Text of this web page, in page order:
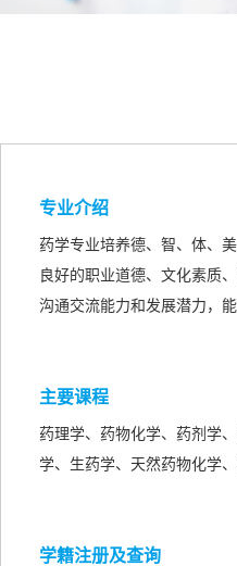
专业介绍
药学专业培养德、智、体、
良好的职业道德、文化素质
沟通交流能力和发展潜力，
主要课程
药理学、药物化学、药剂学
学、生药学、 天然药物化学
学籍注册及查询